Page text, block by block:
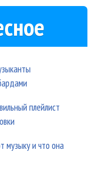
плейлист
музыку и что она